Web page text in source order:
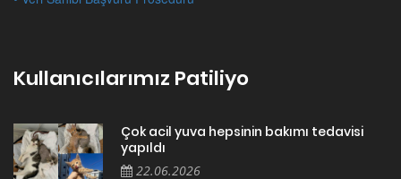
Kullanıcılarımız Patiliyo
Çok acil yuva hepsinin bakımı tedavisi
yapıldı
22.06.2026